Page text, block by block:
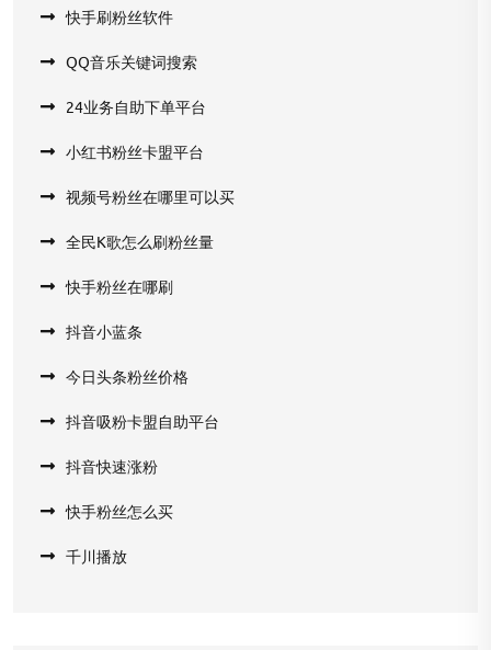
快手刷粉丝软件
QQ音乐关键词搜索
24业务自助下单平台
小红书粉丝卡盟平台
视频号粉丝在哪里可以买
全民K歌怎么刷粉丝量
快手粉丝在哪刷
抖音小蓝条
今日头条粉丝价格
抖音吸粉卡盟自助平台
抖音快速涨粉
快手粉丝怎么买
千川播放